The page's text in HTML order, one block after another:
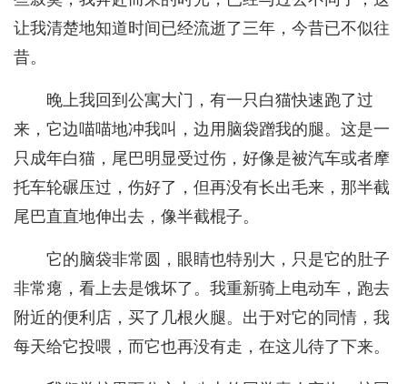
让我清楚地知道时间已经流逝了三年，今昔已不似往
昔。
晚上我回到公寓大门，有一只白猫快速跑了过
来，它边喵喵地冲我叫，边用脑袋蹭我的腿。这是一
只成年白猫，尾巴明显受过伤，好像是被汽车或者摩
托车轮碾压过，伤好了，但再没有长出毛来，那半截
尾巴直直地伸出去，像半截棍子。
它的脑袋非常圆，眼睛也特别大，只是它的肚子
非常瘪，看上去是饿坏了。我重新骑上电动车，跑去
附近的便利店，买了几根火腿。出于对它的同情，我
每天给它投喂，而它也再没有走，在这儿待了下来。